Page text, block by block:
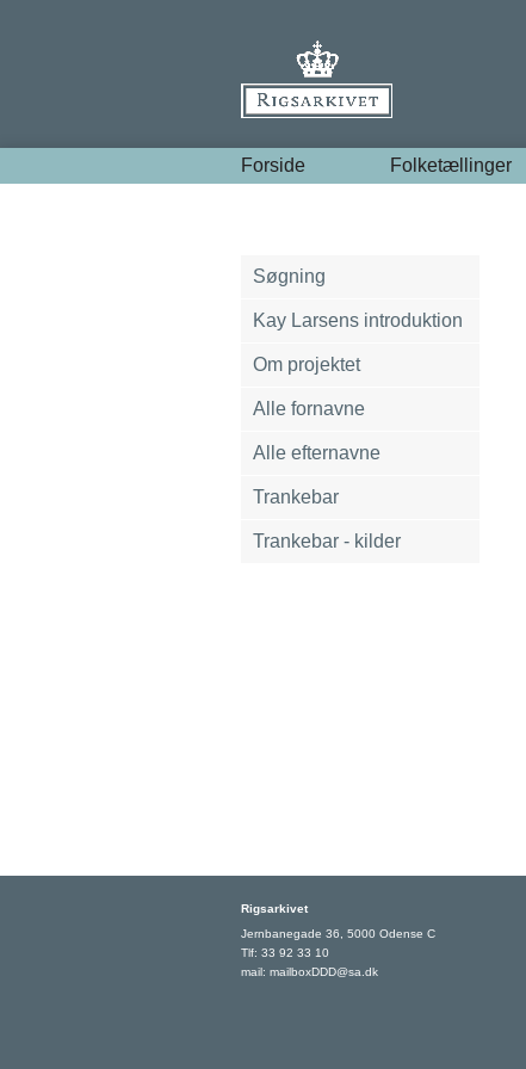
Forside Folketællinger
Søgning
Kay Larsens introduktion
Om projektet
Alle fornavne
Alle efternavne
Trankebar
Trankebar - kilder
Rigsarkivet
Jernbanegade 36, 5000 Odense C
Tlf: 33 92 33 10
mail: mailboxDDD@sa.dk